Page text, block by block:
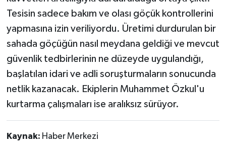
Tesisin sadece bakım ve olası göçük kontrollerini
yapmasına izin veriliyordu. Üretimi durdurulan bir
sahada göçüğün nasıl meydana geldiği ve mevcut
güvenlik tedbirlerinin ne düzeyde uygulandığı,
başlatılan idari ve adli soruşturmaların sonucunda
netlik kazanacak. Ekiplerin Muhammet Özkul'u
kurtarma çalışmaları ise aralıksız sürüyor.
Kaynak: Haber Merkezi